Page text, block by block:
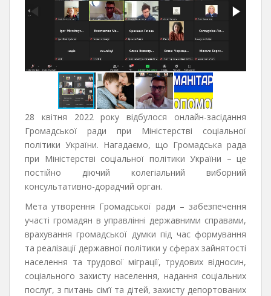
28 квітня 2022 року відбулося онлайн-засідання
Громадської ради при Міністерстві соціальної
політики України. Нагадаємо, що Громадська рада
при Міністерстві соціальної політики України – це
постійно діючий колегіальний виборний
консультативно-дорадчий орган.
Мета утворення Громадської ради – забезпечення
участі громадян в управлінні державними справами,
врахування громадської думки під час формування
та реалізації державної політики у сферах зайнятості
населення та трудової міграції, трудових відносин,
соціального захисту населення, надання соціальних
послуг, з питань сім’ї та дітей, захисту депортованих